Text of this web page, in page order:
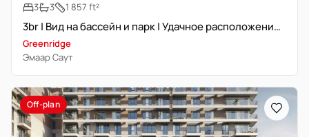
3
3 1 857 ft²
3br | Вид на бассейн и парк | Удачное расположение | Перепродажа
Greenridge
Эмаар Саут
Off-plan